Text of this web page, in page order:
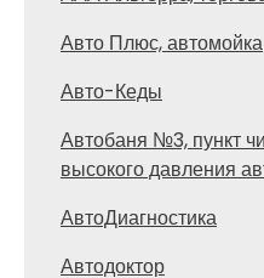
Авто Плюс, автомойка
Авто-Кеды
Автобаня №3, пункт
высокого давления
АвтоДиагностика
Автодоктор